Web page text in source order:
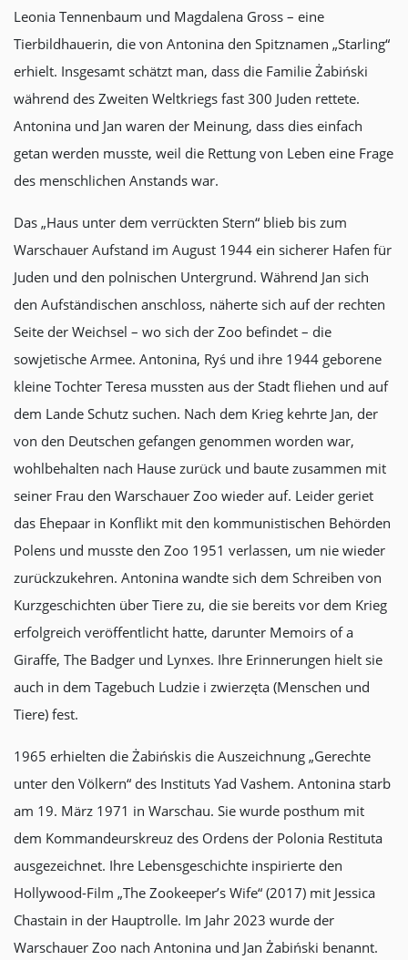
Leonia Tennenbaum und Magdalena Gross – eine
Tierbildhauerin, die von Antonina den Spitznamen „Starling“
erhielt. Insgesamt schätzt man, dass die Familie Żabiński
während des Zweiten Weltkriegs fast 300 Juden rettete.
Antonina und Jan waren der Meinung, dass dies einfach
getan werden musste, weil die Rettung von Leben eine Frage
des menschlichen Anstands war.
Das „Haus unter dem verrückten Stern“ blieb bis zum
Warschauer Aufstand im August 1944 ein sicherer Hafen für
Juden und den polnischen Untergrund. Während Jan sich
den Aufständischen anschloss, näherte sich auf der rechten
Seite der Weichsel – wo sich der Zoo befindet – die
sowjetische Armee. Antonina, Ryś und ihre 1944 geborene
kleine Tochter Teresa mussten aus der Stadt fliehen und auf
dem Lande Schutz suchen. Nach dem Krieg kehrte Jan, der
von den Deutschen gefangen genommen worden war,
wohlbehalten nach Hause zurück und baute zusammen mit
seiner Frau den Warschauer Zoo wieder auf. Leider geriet
das Ehepaar in Konflikt mit den kommunistischen Behörden
Polens und musste den Zoo 1951 verlassen, um nie wieder
zurückzukehren. Antonina wandte sich dem Schreiben von
Kurzgeschichten über Tiere zu, die sie bereits vor dem Krieg
erfolgreich veröffentlicht hatte, darunter Memoirs of a
Giraffe, The Badger und Lynxes. Ihre Erinnerungen hielt sie
auch in dem Tagebuch Ludzie i zwierzęta (Menschen und
Tiere) fest.
1965 erhielten die Żabińskis die Auszeichnung „Gerechte
unter den Völkern“ des Instituts Yad Vashem. Antonina starb
am 19. März 1971 in Warschau. Sie wurde posthum mit
dem Kommandeurskreuz des Ordens der Polonia Restituta
ausgezeichnet. Ihre Lebensgeschichte inspirierte den
Hollywood-Film „The Zookeeper’s Wife“ (2017) mit Jessica
Chastain in der Hauptrolle. Im Jahr 2023 wurde der
Warschauer Zoo nach Antonina und Jan Żabiński benannt.